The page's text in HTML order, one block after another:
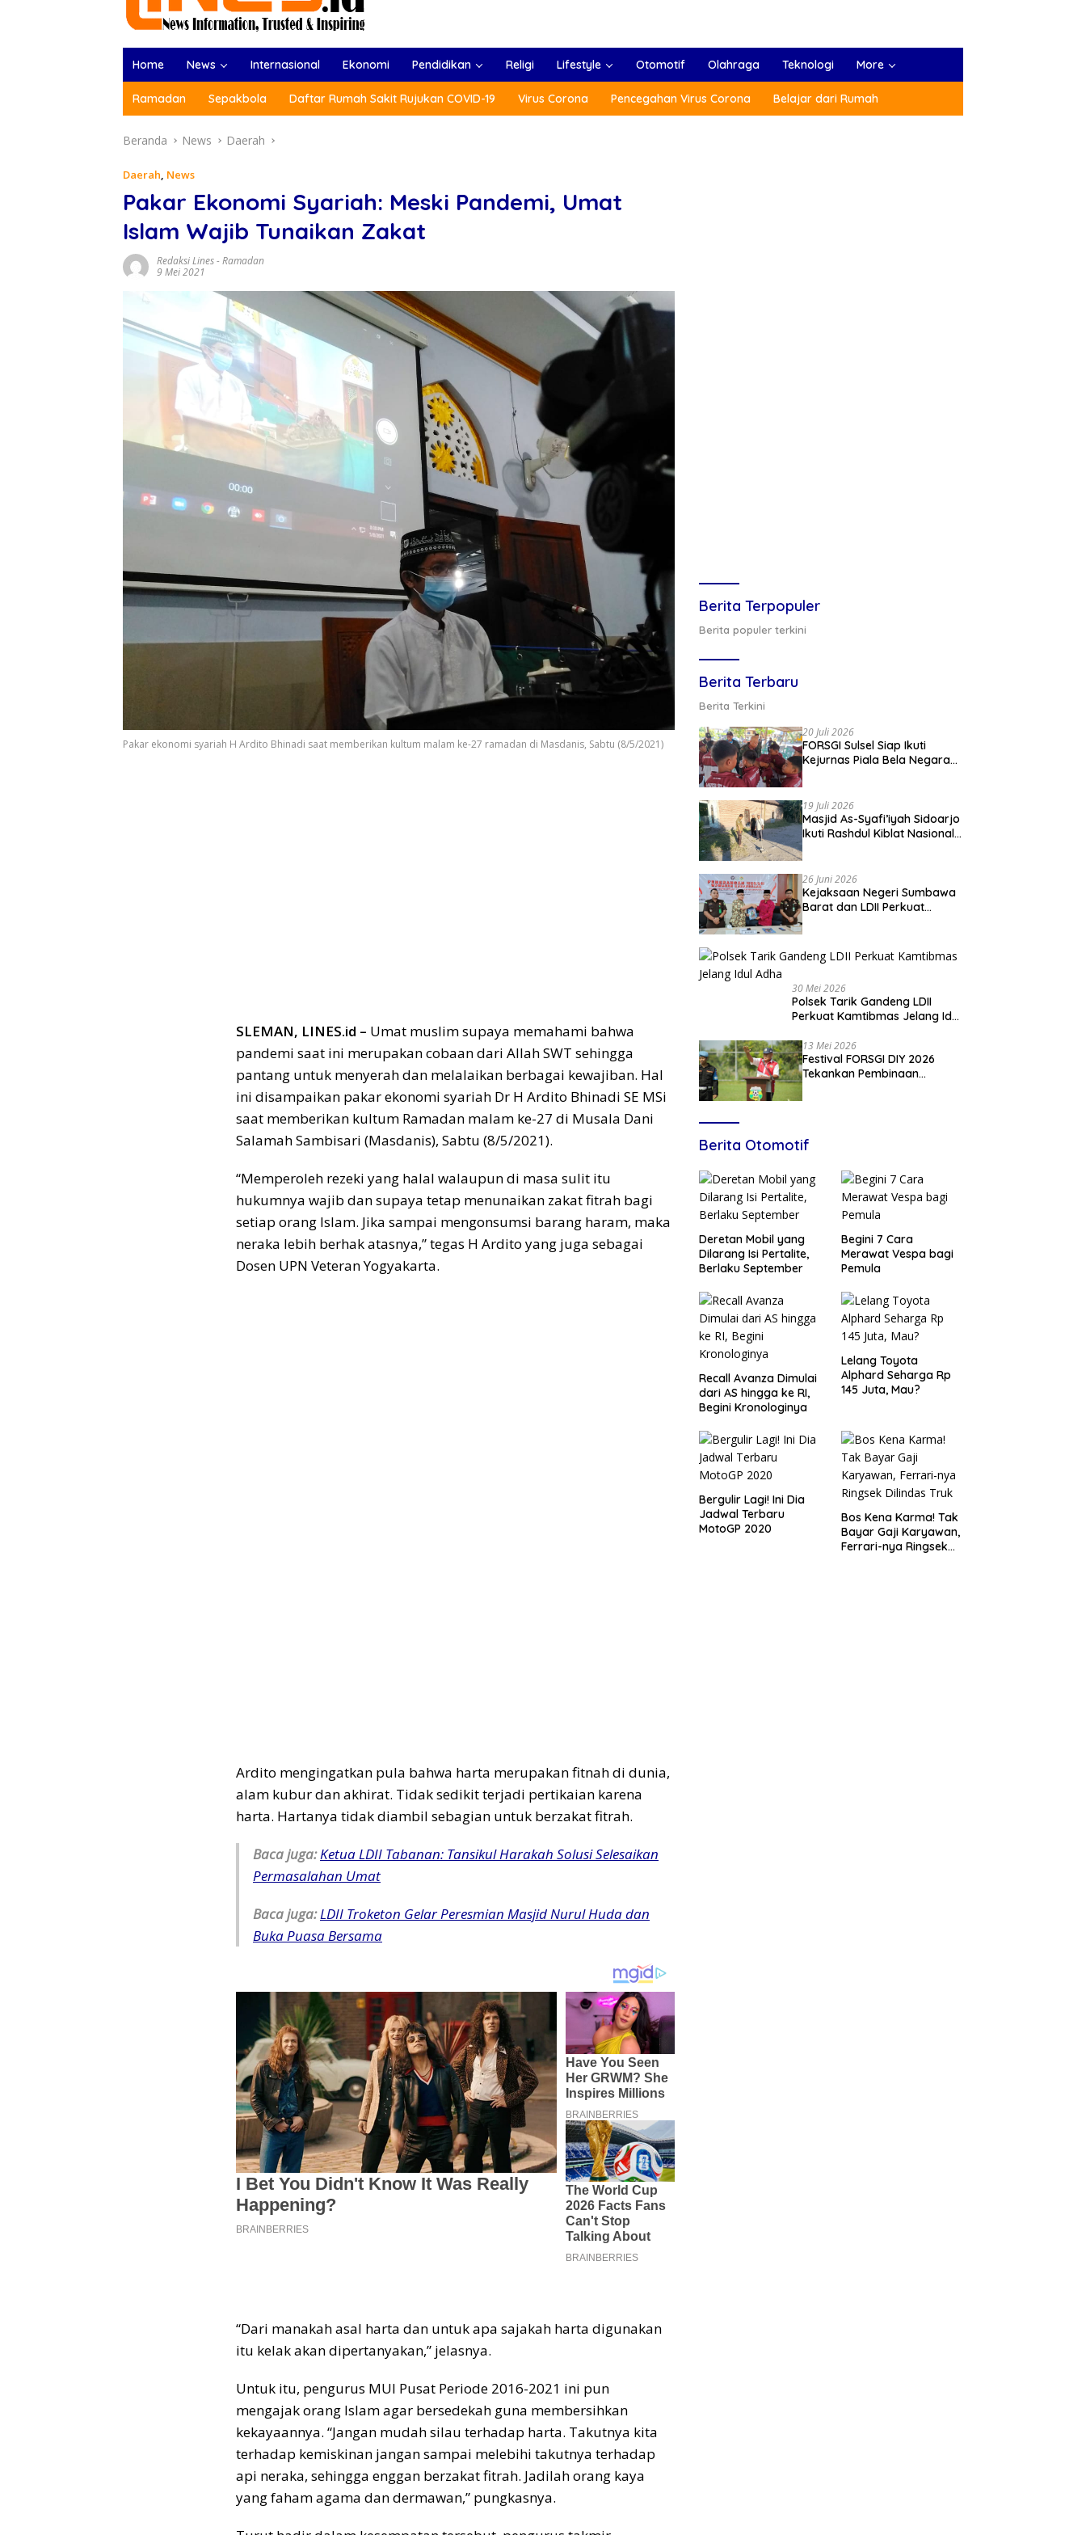
Home News Internasional Ekonomi Pendidikan Religi Lifestyle Otomotif Olahraga Teknologi More
Ramadan Sepakbola Daftar Rumah Sakit Rujukan COVID-19 Virus Corona Pencegahan Virus Corona Belajar dari Rumah
Beranda News Daerah
Daerah, News
Pakar Ekonomi Syariah: Meski Pandemi, Umat
Islam Wajib Tunaikan Zakat
Redaksi Lines-Ramadan
9 Mei 2021
Pakar ekonomi syariah H Ardito Bhinadi saat memberikan kultum malam ke-27 ramadan di Masdanis, Sabtu (8/5/2021)
SLEMAN, LINES.id – Umat muslim supaya memahami bahwa
pandemi saat ini merupakan cobaan dari Allah SWT sehingga
pantang untuk menyerah dan melalaikan berbagai kewajiban. Hal
ini disampaikan pakar ekonomi syariah Dr H Ardito Bhinadi SE MSi
saat memberikan kultum Ramadan malam ke-27 di Musala Dani
Salamah Sambisari (Masdanis), Sabtu (8/5/2021).
“Memperoleh rezeki yang halal walaupun di masa sulit itu
hukumnya wajib dan supaya tetap menunaikan zakat fitrah bagi
setiap orang Islam. Jika sampai mengonsumsi barang haram, maka
neraka lebih berhak atasnya,” tegas H Ardito yang juga sebagai
Dosen UPN Veteran Yogyakarta.
Ardito mengingatkan pula bahwa harta merupakan fitnah di dunia,
alam kubur dan akhirat. Tidak sedikit terjadi pertikaian karena
harta. Hartanya tidak diambil sebagian untuk berzakat fitrah.
Baca juga:Ketua LDII Tabanan: Tansikul Harakah Solusi Selesaikan
Permasalahan Umat
Baca juga:LDII Troketon Gelar Peresmian Masjid Nurul Huda dan
Buka Puasa Bersama
“Dari manakah asal harta dan untuk apa sajakah harta digunakan
itu kelak akan dipertanyakan,” jelasnya.
Untuk itu, pengurus MUI Pusat Periode 2016-2021 ini pun
mengajak orang Islam agar bersedekah guna membersihkan
kekayaannya. “Jangan mudah silau terhadap harta. Takutnya kita
terhadap kemiskinan jangan sampai melebihi takutnya terhadap
api neraka, sehingga enggan berzakat fitrah. Jadilah orang kaya
yang faham agama dan dermawan,” pungkasnya.
Berita Terpopuler
Berita populer terkini
Berita Terbaru
Berita Terkini
20 Juli 2026
FORSGI Sulsel Siap Ikuti
Kejurnas Piala Bela Negara
19 Juli 2026
Masjid As-Syafi’iyah Sidoarjo
Ikuti Rashdul Kiblat Nasional,
26 Juni 2026
Kejaksaan Negeri Sumbawa
Barat dan LDII Perkuat
Empat Pilar Kebangsaan
30 Mei 2026
Polsek Tarik Gandeng LDII
Perkuat Kamtibmas Jelang Idul
13 Mei 2026
Festival FORSGI DIY 2026
Tekankan Pembinaan
Berita Otomotif
Deretan Mobil yang
Dilarang Isi Pertalite,
Berlaku September
Begini 7 Cara
Merawat Vespa bagi
Pemula
Recall Avanza Dimulai
dari AS hingga ke RI,
Begini Kronologinya
Lelang Toyota
Alphard Seharga Rp
145 Juta, Mau?
Bergulir Lagi! Ini Dia
Jadwal Terbaru
MotoGP 2020
Bos Kena Karma! Tak
Bayar Gaji Karyawan,
Ferrari-nya Ringsek